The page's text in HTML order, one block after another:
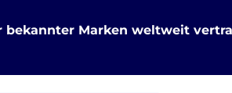
bekannter Marken weltweit